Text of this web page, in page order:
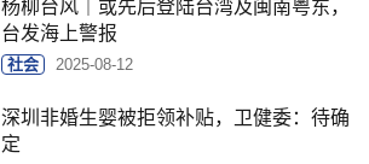
杨柳台风｜或先后登陆台湾及闽南粤东，
台发海上警报
社会 2025-08-12
深圳非婚生婴被拒领补贴，卫健委：待确
定